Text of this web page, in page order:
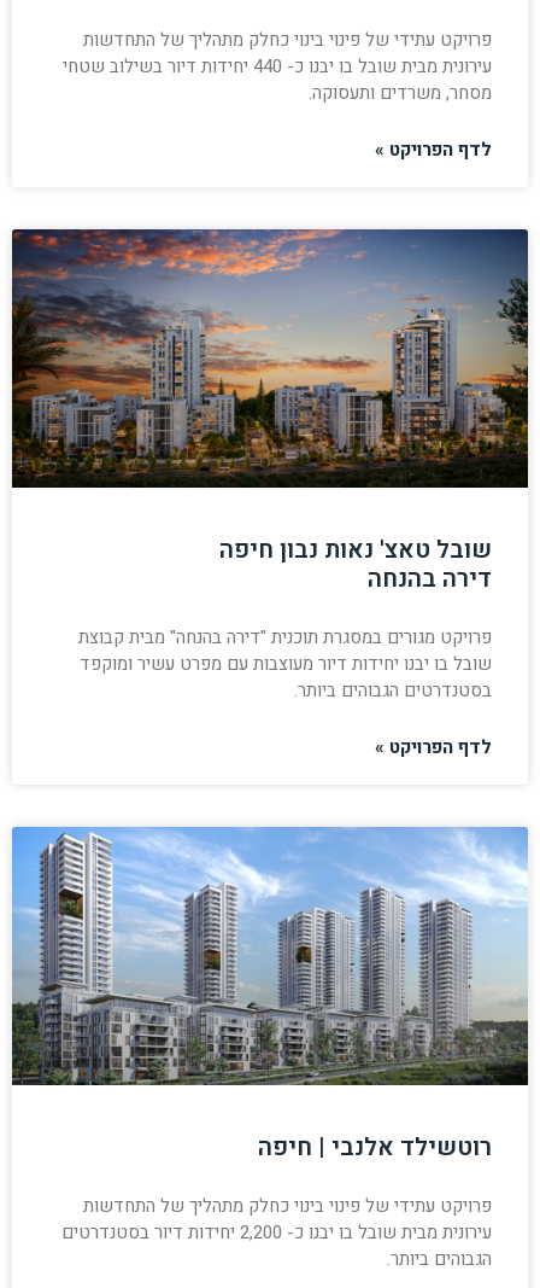
פרויקט עתידי של פינוי בינוי כחלק מתהליך של התחדשות
עירונית מבית שובל בו יבנו כ- 440 יחידות דיור בשילוב שטחי
מסחר, משרדים ותעסוקה.
לדף הפרויקט »
שובל טאצ' נאות נבון חיפה
דירה בהנחה
פרויקט מגורים במסגרת תוכנית "דירה בהנחה" מבית קבוצת
שובל בו יבנו יחידות דיור מעוצבות עם מפרט עשיר ומוקפד
בסטנדרטים הגבוהים ביותר.
לדף הפרויקט »
רוטשילד אלנבי | חיפה
פרויקט עתידי של פינוי בינוי כחלק מתהליך של התחדשות
עירונית מבית שובל בו יבנו כ- 2,200 יחידות דיור בסטנדרטים
הגבוהים ביותר.